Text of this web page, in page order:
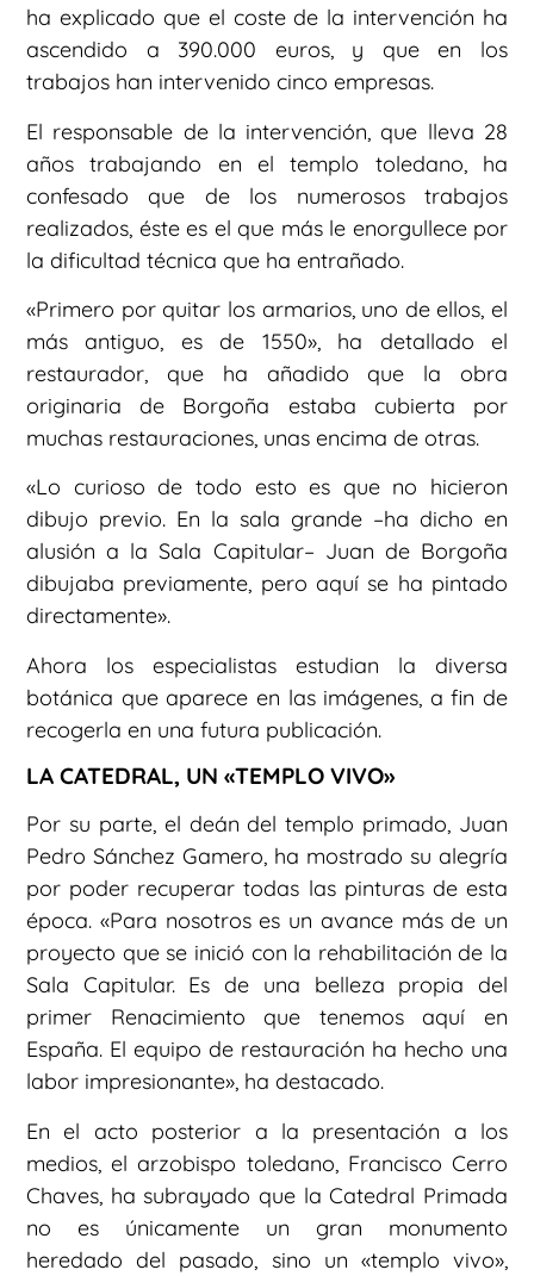
ha explicado que el coste de la intervención ha
ascendido a 390.000 euros, y que en los
trabajos han intervenido cinco empresas.
El responsable de la intervención, que lleva 28
años trabajando en el templo toledano, ha
confesado que de los numerosos trabajos
realizados, éste es el que más le enorgullece por
la dificultad técnica que ha entrañado.
«Primero por quitar los armarios, uno de ellos, el
más antiguo, es de 1550», ha detallado el
restaurador, que ha añadido que la obra
originaria de Borgoña estaba cubierta por
muchas restauraciones, unas encima de otras.
«Lo curioso de todo esto es que no hicieron
dibujo previo. En la sala grande –ha dicho en
alusión a la Sala Capitular– Juan de Borgoña
dibujaba previamente, pero aquí se ha pintado
directamente».
Ahora los especialistas estudian la diversa
botánica que aparece en las imágenes, a fin de
recogerla en una futura publicación.
LA CATEDRAL, UN «TEMPLO VIVO»
Por su parte, el deán del templo primado, Juan
Pedro Sánchez Gamero, ha mostrado su alegría
por poder recuperar todas las pinturas de esta
época. «Para nosotros es un avance más de un
proyecto que se inició con la rehabilitación de la
Sala Capitular. Es de una belleza propia del
primer Renacimiento que tenemos aquí en
España. El equipo de restauración ha hecho una
labor impresionante», ha destacado.
En el acto posterior a la presentación a los
medios, el arzobispo toledano, Francisco Cerro
Chaves, ha subrayado que la Catedral Primada
no es únicamente un gran monumento
heredado del pasado, sino un «templo vivo»,